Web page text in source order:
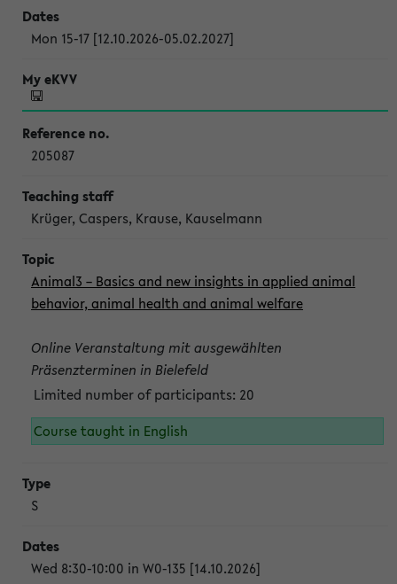
Mon 15-17 [12.10.2026-05.02.2027]
205087
Krüger, Caspers, Krause, Kauselmann
Animal3 – Basics and new insights in applied animal
behavior, animal health and animal welfare
Online Veranstaltung mit ausgewählten
Präsenzterminen in Bielefeld
Limited number of participants: 20
Course taught in English
S
Wed 8:30-10:00 in W0-135 [14.10.2026]